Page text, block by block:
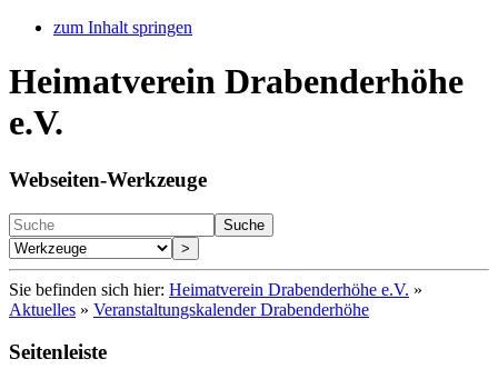
zum Inhalt springen
Heimatverein Drabenderhöhe
e.V.
Webseiten-Werkzeuge
Suche
>
Sie befinden sich hier: Heimatverein Drabenderhöhe e.V. »
Aktuelles » Veranstaltungskalender Drabenderhöhe
Seitenleiste